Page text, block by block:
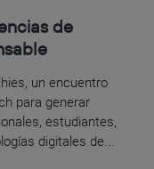
de
un encuentro
para generar
estudiantes,
digitales de...